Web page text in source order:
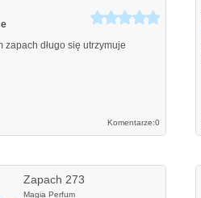
zapach długo się utrzymuje
Komentarze:0
Zapach 273
Magia Perfum